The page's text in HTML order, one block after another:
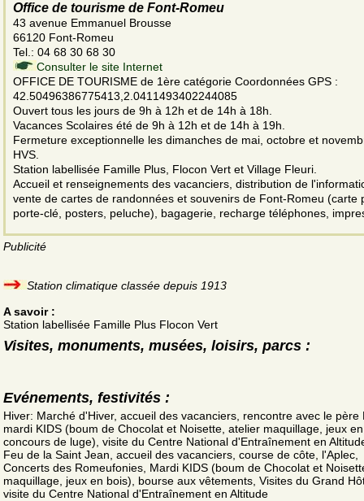
Office de tourisme de Font-Romeu
43 avenue Emmanuel Brousse
66120 Font-Romeu
Tel.: 04 68 30 68 30
Consulter le site Internet
OFFICE DE TOURISME de 1ère catégorie Coordonnées GPS :
42.50496386775413,2.0411493402244085
Ouvert tous les jours de 9h à 12h et de 14h à 18h.
Vacances Scolaires été de 9h à 12h et de 14h à 19h.
Fermeture exceptionnelle les dimanches de mai, octobre et
HVS.
Station labellisée Famille Plus, Flocon Vert et Village Fleuri.
Accueil et renseignements des vacanciers, distribution de
vente de cartes de randonnées et souvenirs de Font-Romeu (carte
porte-clé, posters, peluche), bagagerie, recharge téléphones,
Publicité
Station climatique classée depuis 1913
A savoir :
Station labellisée Famille Plus Flocon Vert
Visites, monuments, musées, loisirs, parcs :
Evénements, festivités :
Hiver: Marché d'Hiver, accueil des vacanciers, rencontre avec le père
mardi KIDS (boum de Chocolat et Noisette, atelier maquillage, jeux
concours de luge), visite du Centre National d'Entraînement en
Feu de la Saint Jean, accueil des vacanciers, course de côte, l'Aplec,
Concerts des Romeufonies, Mardi KIDS (boum de Chocolat et
maquillage, jeux en bois), bourse aux vêtements, Visites du Grand
visite du Centre National d'Entraînement en Altitude